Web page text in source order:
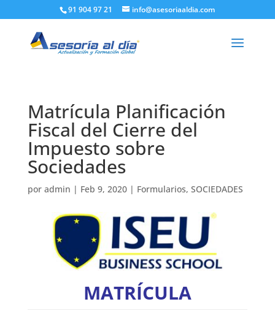
91 904 97 21 info@asesoriaaldia.com
Matrícula Planificación
Fiscal del Cierre del
Impuesto sobre
Sociedades
por admin | Feb 9, 2020| Formularios, SOCIEDADES
MATRÍCULA